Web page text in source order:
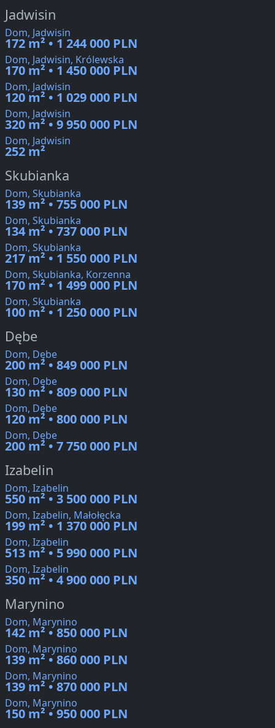
Jadwisin
Dom, Jadwisin
172 m² • 1 244 000 PLN
Dom, Jadwisin, Królewska
170 m² • 1 450 000 PLN
Dom, Jadwisin
120 m² • 1 029 000 PLN
Dom, Jadwisin
320 m² • 9 950 000 PLN
Dom, Jadwisin
252 m²
Skubianka
Dom, Skubianka
139 m² • 755 000 PLN
Dom, Skubianka
134 m² • 737 000 PLN
Dom, Skubianka
217 m² • 1 550 000 PLN
Dom, Skubianka, Korzenna
170 m² • 1 499 000 PLN
Dom, Skubianka
100 m² • 1 250 000 PLN
Dębe
Dom, Dębe
200 m² • 849 000 PLN
Dom, Dębe
130 m² • 809 000 PLN
Dom, Dębe
120 m² • 800 000 PLN
Dom, Dębe
200 m² • 7 750 000 PLN
Izabelin
Dom, Izabelin
550 m² • 3 500 000 PLN
Dom, Izabelin, Małołęcka
199 m² • 1 370 000 PLN
Dom, Izabelin
513 m² • 5 990 000 PLN
Dom, Izabelin
350 m² • 4 900 000 PLN
Marynino
Dom, Marynino
142 m² • 850 000 PLN
Dom, Marynino
139 m² • 860 000 PLN
Dom, Marynino
139 m² • 870 000 PLN
Dom, Marynino
150 m² • 950 000 PLN